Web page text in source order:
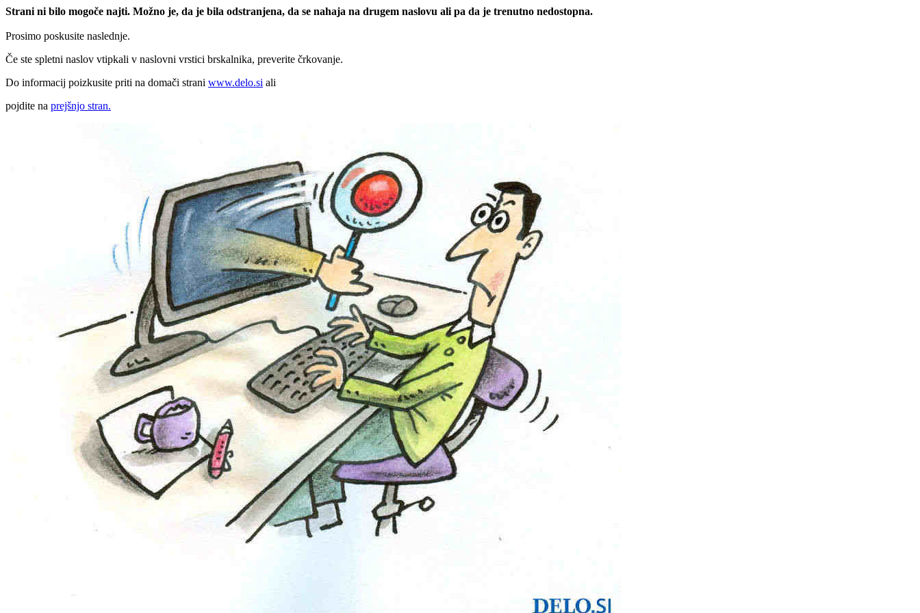
Strani ni bilo mogoče najti. Možno je, da je bila odstranjena, da se nahaja na drugem naslovu ali pa da je trenutno nedostopna.
Prosimo poskusite naslednje.
Če ste spletni naslov vtipkali v naslovni vrstici brskalnika, preverite črkovanje.
Do informacij poizkusite priti na domači strani www.delo.si ali
pojdite na prejšnjo stran.